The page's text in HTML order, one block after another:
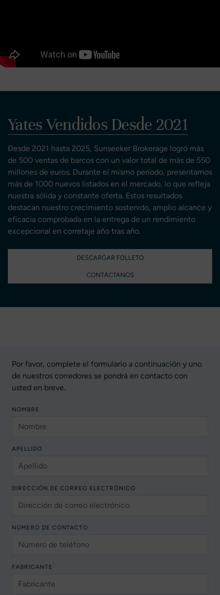
Yates Vendidos Desde 2021
Desde 2021 hasta 2025, Sunseeker Brokerage logró más
de 500 ventas de barcos con un valor total de más de 550
millones de euros. Durante el mismo período, presentamos
más de 1000 nuevos listados en el mercado, lo que refleja
nuestra sólida y constante oferta. Estos resultados
destacan nuestro crecimiento sostenido, amplio alcance y
eficacia comprobada en la entrega de un rendimiento
excepcional en corretaje año tras año.
DESCARGAR FOLLETO
CONTÁCTANOS
Por favor, complete el formulario a continuación y uno
de nuestros corredores se pondrá en contacto con
usted en breve.
NOMBRE
APELLIDO
DIRECCIÓN DE CORREO ELECTRÓNICO
NÚMERO DE CONTACTO
FABRICANTE